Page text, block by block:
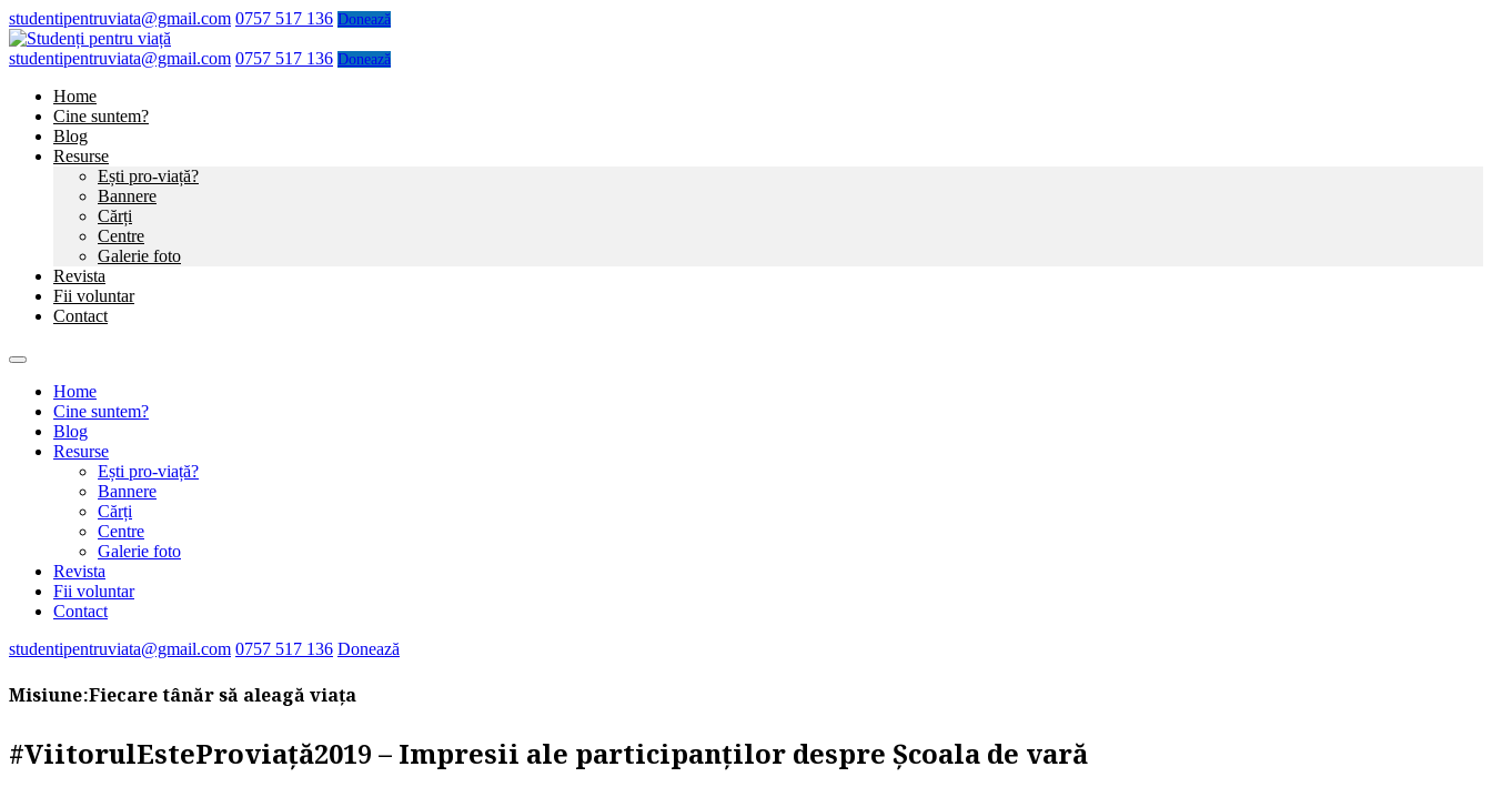
studentipentruviata@gmail.com 0757 517 136 Donează
studentipentruviata@gmail.com 0757 517 136 Donează
Home
Cine suntem?
Blog
Resurse
Ești pro-viață?
Bannere
Cărți
Centre
Galerie foto
Revista
Fii voluntar
Contact
Home
Cine suntem?
Blog
Resurse
Ești pro-viață?
Bannere
Cărți
Centre
Galerie foto
Revista
Fii voluntar
Contact
studentipentruviata@gmail.com 0757 517 136 Donează
Misiune:Fiecare tânăr să aleagă viața
#ViitorulEsteProviață2019 – Impresii ale participanților despre Școala de vară